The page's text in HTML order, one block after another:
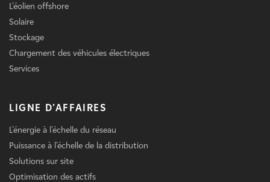
L'éolien offshore
Solaire
Stockage
Chargement des véhicules électriques
Services
LIGNE D'AFFAIRES
L'énergie à l'échelle du réseau
Puissance à l'échelle de la distribution
Solutions sur site
Optimisation des actifs